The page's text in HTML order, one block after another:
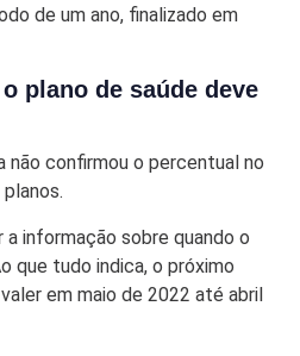
de um ano, finalizado em
plano de saúde deve
não confirmou o percentual no
informação sobre quando o
que tudo indica, o próximo
em maio de 2022 até abril